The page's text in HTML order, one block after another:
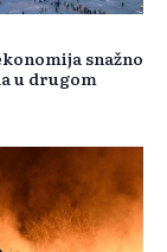
snažno
u drugom